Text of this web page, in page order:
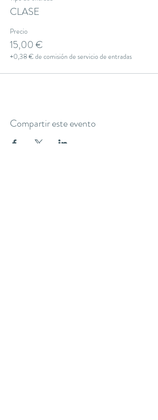
CLASE
Precio
15,00 €
+0,38 € de comisión de servicio de entradas
Compartir este evento